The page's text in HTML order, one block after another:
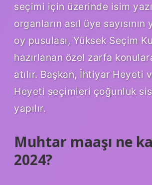
seçimi için üzerinde isim
organların asıl üye sayısının
oy pusulası, Yüksek Seçim
hazırlanan özel zarfa
atılır. Başkan, İhtiyar Heyeti
Heyeti seçimleri çoğunluk
yapılır.
Muhtar maaşı ne
2024?